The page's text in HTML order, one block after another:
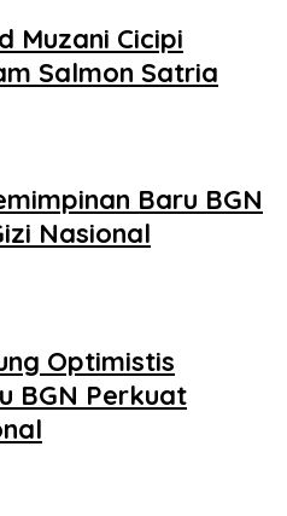
Muzani Cicipi
Salmon Satria
Baru BGN
Nasional
Optimistis
BGN Perkuat